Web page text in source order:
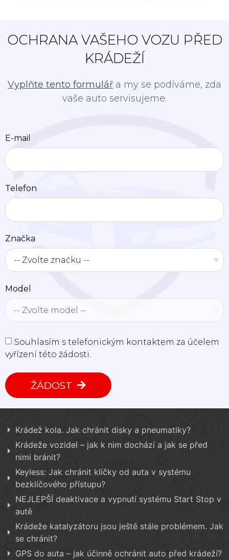
OCHRANA VAŠEHO VOZU PŘED
KRÁDEŽÍ
Vyplňte tento formulář a my se podíváme, zda
vaše auto servisujeme.
E-mail
Telefon
Značka
Model
Souhlasím s telefonickým kontaktem za účelem
vyřízení této žádosti.
ŽÁDOST
Krádež kola. Jak chránit disky a pneumatiky?
Krádeže vozidel – jak k nim dochází a jak se před
nimi bránit?
Keyless: Jak chránit klíčky od auta v systému
bezklíčového přístupu?
NEJLEPŠÍ deaktivace a vypnutí systému Start Stop v
autě
Krádeže katalyzátoru jsou ještě stále problémem. Jak
se chránit?
GPS do auta – jak účinně ochránit auto před krádeží?